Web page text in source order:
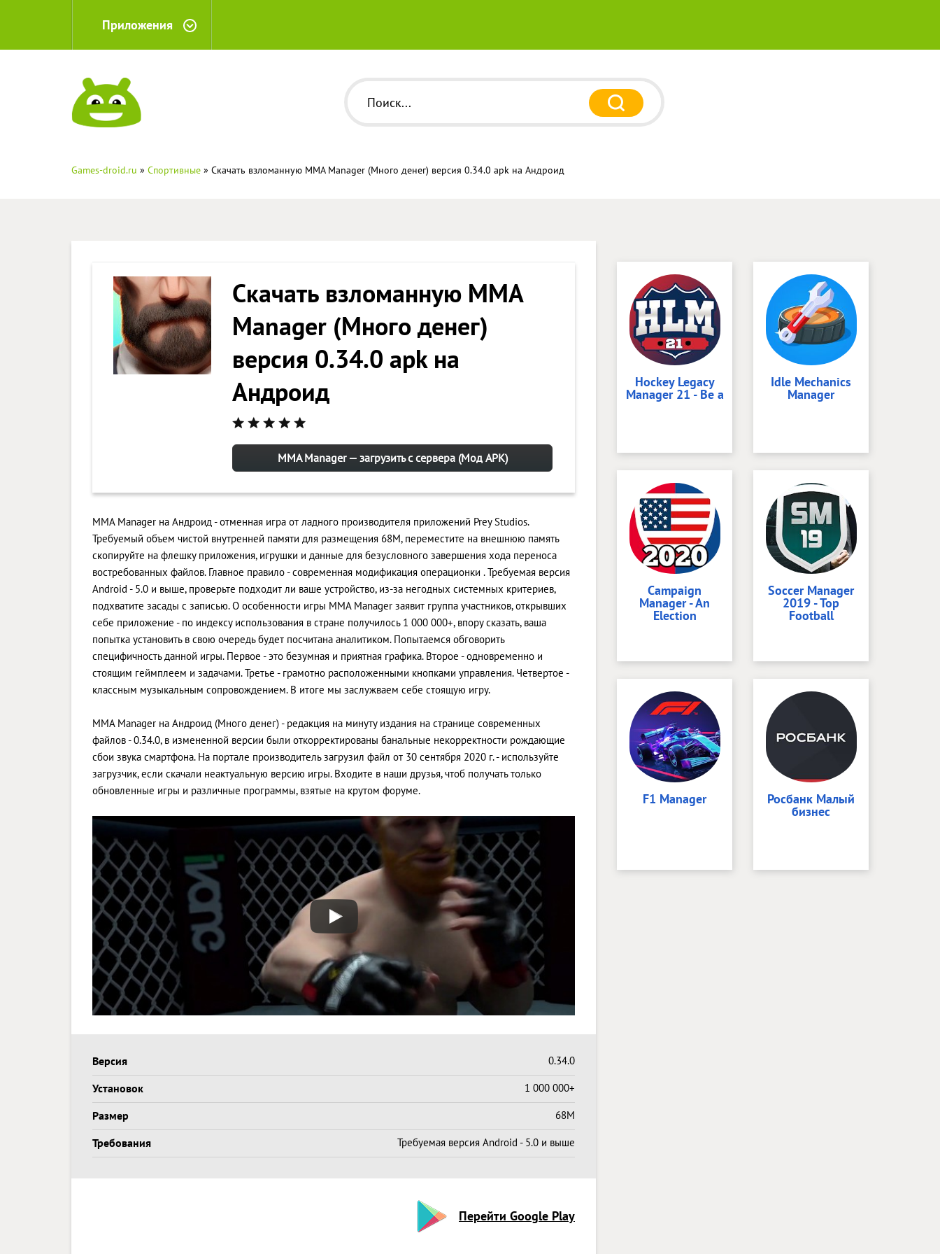
Приложения
Games-droid.ru » Спортивные » Скачать взломанную MMA Manager (Много денег) версия 0.34.0 apk на Андроид
Скачать взломанную MMA
Manager (Много денег)
версия 0.34.0 apk на
Андроид
MMA Manager — загрузить с сервера (Мод APK)
MMA Manager на Андроид - отменная игра от ладного производителя приложений Prey Studios.
Требуемый объем чистой внутренней памяти для размещения 68M, переместите на внешнюю память
скопируйте на флешку приложения, игрушки и данные для безусловного завершения хода переноса
востребованных файлов. Главное правило - современная модификация операционки . Требуемая версия
Android - 5.0 и выше, проверьте подходит ли ваше устройство, из-за негодных системных критериев,
подхватите засады с записью. О особенности игры MMA Manager заявит группа участников, открывших
себе приложение - по индексу использования в стране получилось 1 000 000+, впору сказать, ваша
попытка установить в свою очередь будет посчитана аналитиком. Попытаемся обговорить
специфичность данной игры. Первое - это безумная и приятная графика. Второе - одновременно и
стоящим геймплеем и задачами. Третье - грамотно расположенными кнопками управления. Четвертое -
классным музыкальным сопровождением. В итоге мы заслужваем себе стоящую игру.
MMA Manager на Андроид (Много денег) - редакция на минуту издания на странице современных
файлов - 0.34.0, в измененной версии были откорректированы банальные некорректности рождающие
сбои звука смартфона. На портале производитель загрузил файл от 30 сентября 2020 г. - используйте
загрузчик, если скачали неактуальную версию игры. Входите в наши друзья, чтоб получать только
обновленные игры и различные программы, взятые на крутом форуме.
Версия 0.34.0
Установок 1 000 000+
Размер 68M
Требования Требуемая версия Android - 5.0 и выше
Перейти Google Play
Hockey Legacy
Manager 21 - Be a
Idle Mechanics
Manager
Campaign
Manager - An
Election
Soccer Manager
2019 - Top
Football
F1 Manager Росбанк Малый
бизнес